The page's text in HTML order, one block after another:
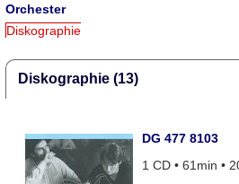
Orchester
Diskographie
Diskographie (13)
DG 477 8103
1 CD • 61min •